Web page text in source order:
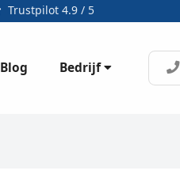
Trustpilot 4.9 / 5
Blog Bedrijf